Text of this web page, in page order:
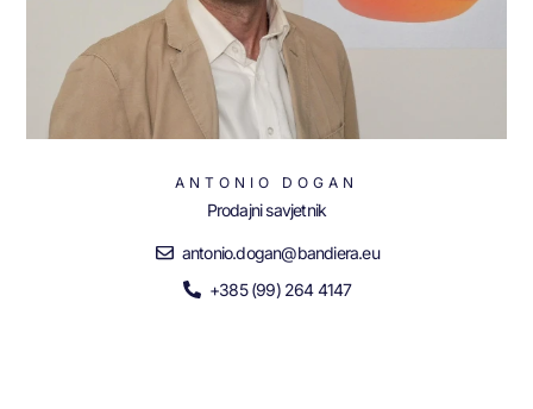
ANTONIO DOGAN
Prodajni savjetnik
antonio.dogan@bandiera.eu
+385 (99) 264 4147